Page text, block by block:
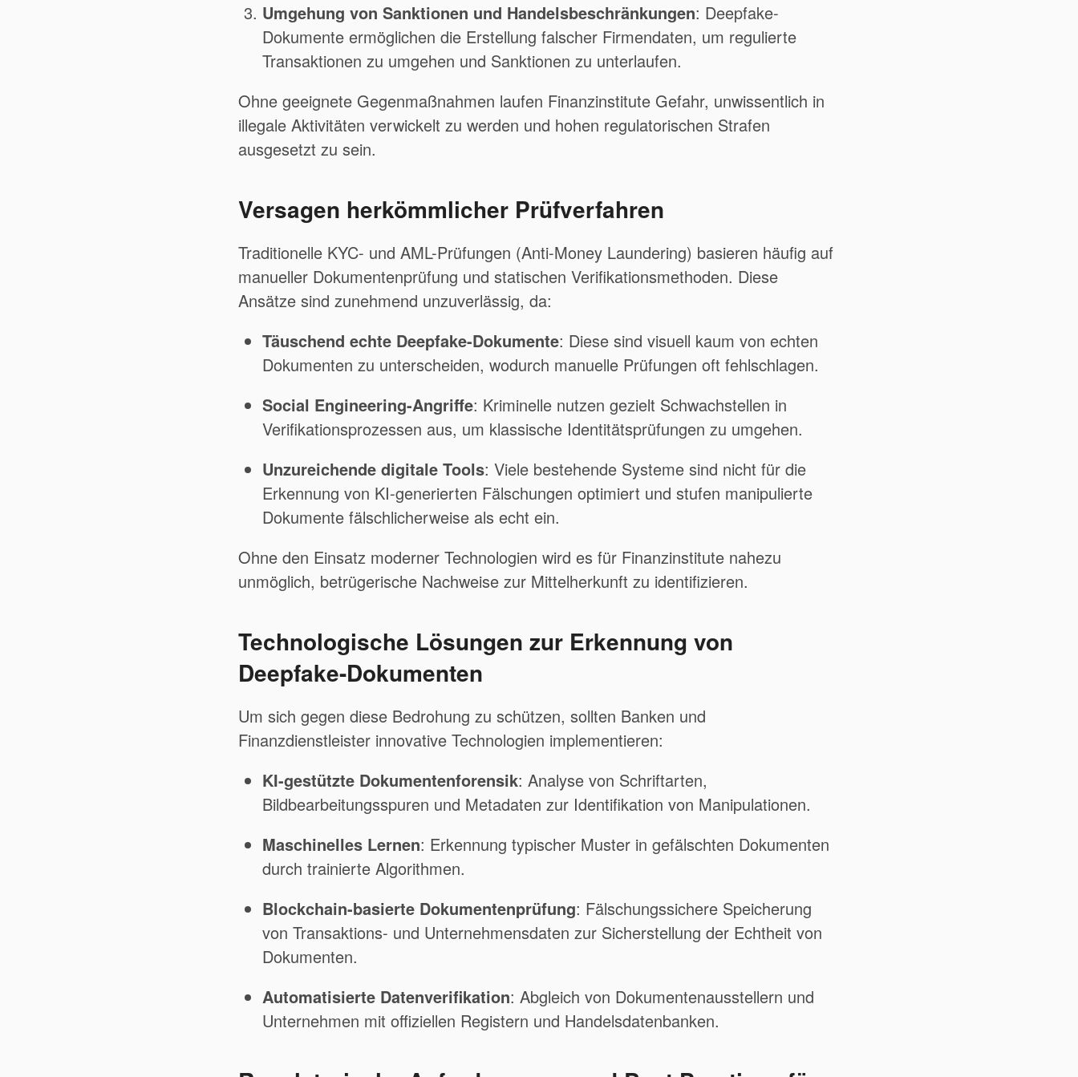
Umgehung von Sanktionen und Handelsbeschränkungen: Deepfake-
Dokumente ermöglichen die Erstellung falscher Firmendaten, um regulierte
Transaktionen zu umgehen und Sanktionen zu unterlaufen.
Ohne geeignete Gegenmaßnahmen laufen Finanzinstitute Gefahr, unwissentlich in
illegale Aktivitäten verwickelt zu werden und hohen regulatorischen Strafen
ausgesetzt zu sein.
Versagen herkömmlicher Prüfverfahren
Traditionelle KYC- und AML-Prüfungen (Anti-Money Laundering) basieren häufig auf
manueller Dokumentenprüfung und statischen Verifikationsmethoden. Diese
Ansätze sind zunehmend unzuverlässig, da:
Täuschend echte Deepfake-Dokumente: Diese sind visuell kaum von echten
Dokumenten zu unterscheiden, wodurch manuelle Prüfungen oft fehlschlagen.
Social Engineering-Angriffe: Kriminelle nutzen gezielt Schwachstellen in
Verifikationsprozessen aus, um klassische Identitätsprüfungen zu umgehen.
Unzureichende digitale Tools: Viele bestehende Systeme sind nicht für die
Erkennung von KI-generierten Fälschungen optimiert und stufen manipulierte
Dokumente fälschlicherweise als echt ein.
Ohne den Einsatz moderner Technologien wird es für Finanzinstitute nahezu
unmöglich, betrügerische Nachweise zur Mittelherkunft zu identifizieren.
Technologische Lösungen zur Erkennung von
Deepfake-Dokumenten
Um sich gegen diese Bedrohung zu schützen, sollten Banken und
Finanzdienstleister innovative Technologien implementieren:
KI-gestützte Dokumentenforensik: Analyse von Schriftarten,
Bildbearbeitungsspuren und Metadaten zur Identifikation von Manipulationen.
Maschinelles Lernen: Erkennung typischer Muster in gefälschten Dokumenten
durch trainierte Algorithmen.
Blockchain-basierte Dokumentenprüfung: Fälschungssichere Speicherung
von Transaktions- und Unternehmensdaten zur Sicherstellung der Echtheit von
Dokumenten.
Automatisierte Datenverifikation: Abgleich von Dokumentenausstellern und
Unternehmen mit offiziellen Registern und Handelsdatenbanken.